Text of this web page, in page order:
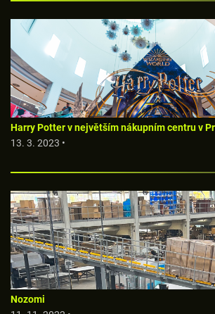
Harry Potter v největším nákupním centru v
13. 3. 2023 •
Nozomi